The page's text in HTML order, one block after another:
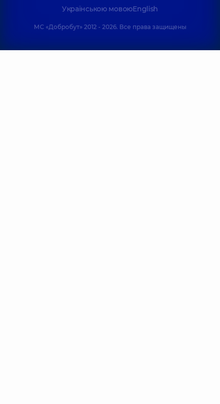
Українською мовоюEnglish
МС «Добробут» 2012 - 2026. Все права защищены